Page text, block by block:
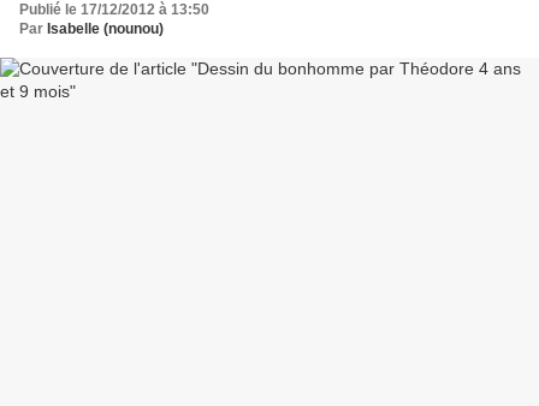
Publié le 17/12/2012 à 13:50
Par Isabelle (nounou)